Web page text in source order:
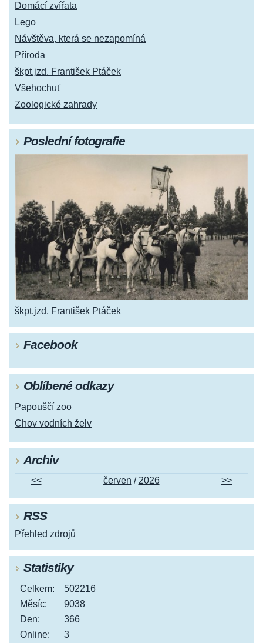
Domácí zvířata
Lego
Návštěva, která se nezapomíná
Příroda
škpt.jzd. František Ptáček
Všehochuť
Zoologické zahrady
Poslední fotografie
škpt.jzd. František Ptáček
Facebook
Oblíbené odkazy
Papouščí zoo
Chov vodních želv
Archiv
<< červen / 2026 >>
RSS
Přehled zdrojů
Statistiky
Online: 3
Celkem:
502216
Měsíc:
9038
Den:
366